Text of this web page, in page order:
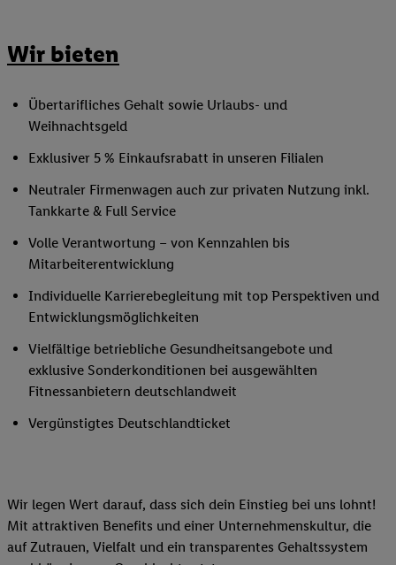
Wir bieten
Übertarifliches Gehalt sowie Urlaubs- und
Weihnachtsgeld
Exklusiver 5 % Einkaufsrabatt in unseren Filialen
Neutraler Firmenwagen auch zur privaten Nutzung inkl.
Tankkarte & Full Service
Volle Verantwortung – von Kennzahlen bis
Mitarbeiterentwicklung
Individuelle Karrierebegleitung mit top Perspektiven und
Entwicklungsmöglichkeiten
Vielfältige betriebliche Gesundheitsangebote und
exklusive Sonderkonditionen bei ausgewählten
Fitnessanbietern deutschlandweit
Vergünstigtes Deutschlandticket
Wir legen Wert darauf, dass sich dein Einstieg bei uns lohnt!
Mit attraktiven Benefits und einer Unternehmenskultur, die
auf Zutrauen, Vielfalt und ein transparentes Gehaltssystem